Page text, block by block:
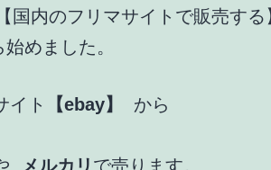
内のフリマサイトで販売する
めました。
イト 【ebay】
から
メルカリ で売ります。